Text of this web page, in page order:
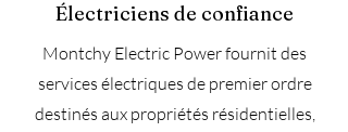
Électriciens de confiance
Montchy Electric Power fournit des
services électriques de premier ordre
destinés aux propriétés résidentielles,